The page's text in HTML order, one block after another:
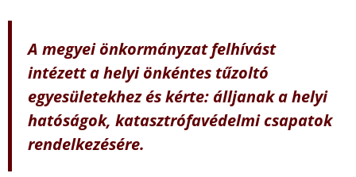
A megyei önkormányzat felhívást
intézett a helyi önkéntes tűzoltó
egyesületekhez és kérte: álljanak a helyi
hatóságok, katasztrófavédelmi csapatok
rendelkezésére.